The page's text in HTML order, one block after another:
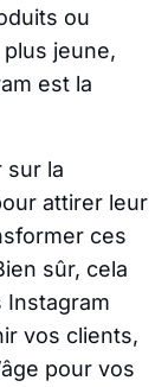
ou
jeune,
est la
sur la
attirer leur
ces
sûr, cela
Instagram
vos clients,
pour vos